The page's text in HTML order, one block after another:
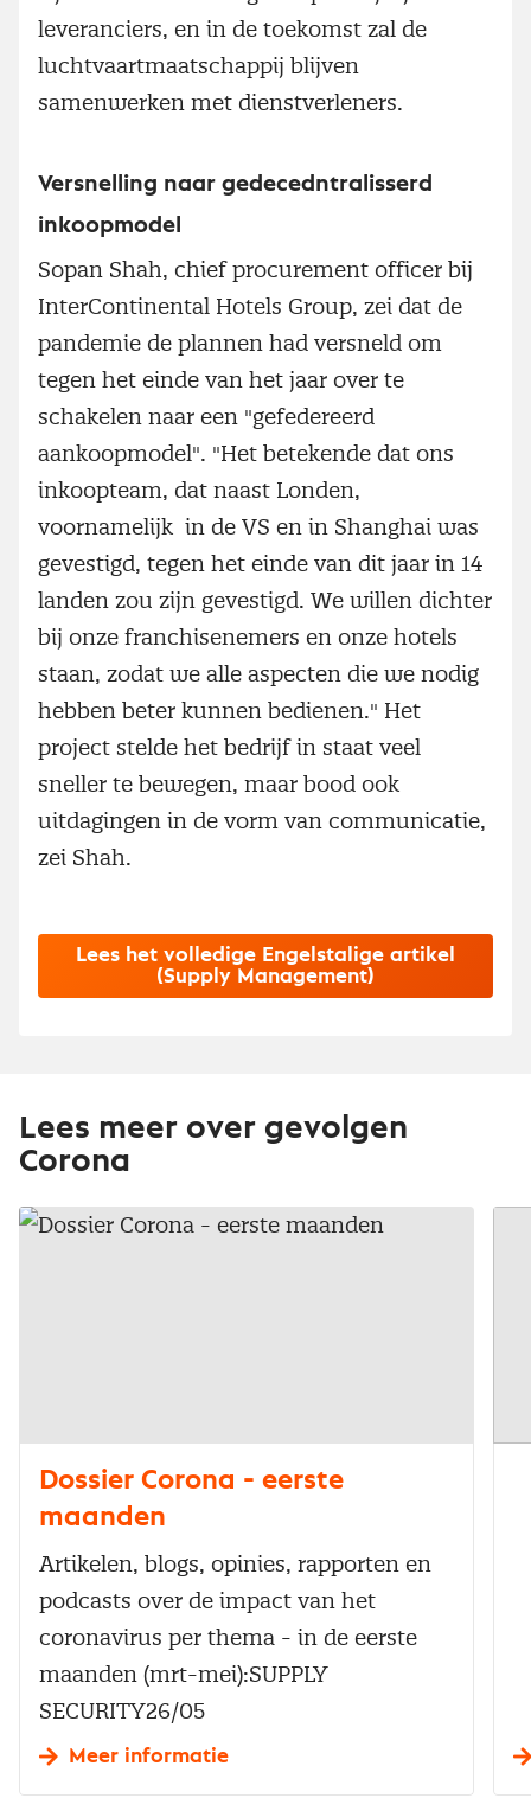
leveranciers, en in de toekomst zal de
luchtvaartmaatschappij blijven
samenwerken met dienstverleners.
Versnelling naar gedecedntralisserd
inkoopmodel
Sopan Shah, chief procurement officer bij
InterContinental Hotels Group, zei dat de
pandemie de plannen had versneld om
tegen het einde van het jaar over te
schakelen naar een "gefedereerd
aankoopmodel". "Het betekende dat ons
inkoopteam, dat naast Londen,
voornamelijk in de VS en in Shanghai was
gevestigd, tegen het einde van dit jaar in 14
landen zou zijn gevestigd. We willen dichter
bij onze franchisenemers en onze hotels
staan, zodat we alle aspecten die we nodig
hebben beter kunnen bedienen." Het
project stelde het bedrijf in staat veel
sneller te bewegen, maar bood ook
uitdagingen in de vorm van communicatie,
zei Shah.
Lees het volledige Engelstalige artikel
(Supply Management)
Lees meer over gevolgen
Corona
Dossier Corona - eerste
maanden
Artikelen, blogs, opinies, rapporten en
podcasts over de impact van het
coronavirus per thema - in de eerste
maanden (mrt-mei):SUPPLY
SECURITY26/05 ​
Meer informatie